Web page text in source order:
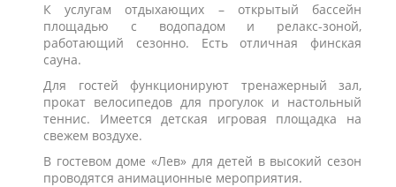
К услугам отдыхающих – открытый бассейн
площадью с водопадом и релакс-зоной,
работающий сезонно. Есть отличная финская
сауна.
Для гостей функционируют тренажерный зал,
прокат велосипедов для прогулок и настольный
теннис. Имеется детская игровая площадка на
свежем воздухе.
В гостевом доме «Лев» для детей в высокий сезон
проводятся анимационные мероприятия.